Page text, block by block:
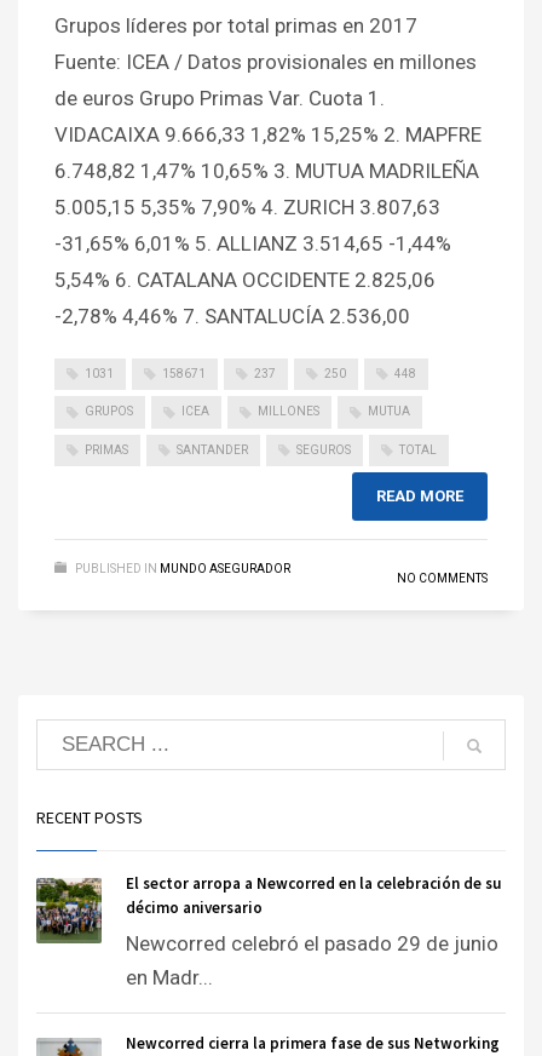
Grupos líderes por total primas en 2017
Fuente: ICEA / Datos provisionales en millones
de euros Grupo Primas Var. Cuota 1.
VIDACAIXA 9.666,33 1,82% 15,25% 2. MAPFRE
6.748,82 1,47% 10,65% 3. MUTUA MADRILEÑA
5.005,15 5,35% 7,90% 4. ZURICH 3.807,63
-31,65% 6,01% 5. ALLIANZ 3.514,65 -1,44%
5,54% 6. CATALANA OCCIDENTE 2.825,06
-2,78% 4,46% 7. SANTALUCÍA 2.536,00
1031 158671 237 250 448
GRUPOS ICEA MILLONES MUTUA
PRIMAS SANTANDER SEGUROS TOTAL
READ MORE
PUBLISHED IN MUNDO ASEGURADOR
NO COMMENTS
RECENT POSTS
El sector arropa a Newcorred en la celebración de su
décimo aniversario
Newcorred celebró el pasado 29 de junio
en Madr...
Newcorred cierra la primera fase de sus Networking